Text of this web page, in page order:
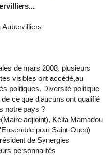
Aubervilliers
de mars 2008, plusieurs
visibles ont accédé,au
politiques. Diversité politique
ce que d'aucuns ont qualifié
notre pays ?
adjioint), Kéita Mamadou
pour Saint-Ouen)
de Synergies
personnalités